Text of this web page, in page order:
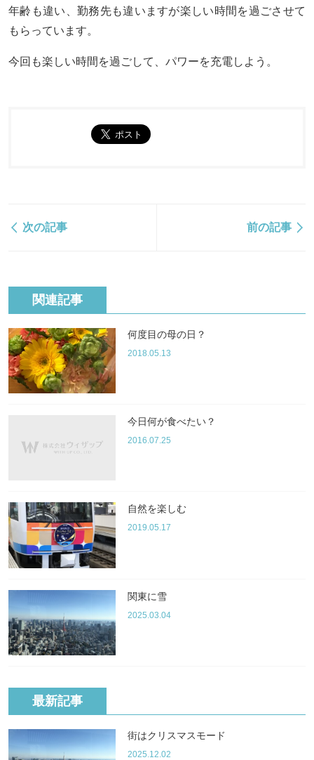
年齢も違い、勤務先も違いますが楽しい時間を過ごさせて
もらっています。
今回も楽しい時間を過ごして、パワーを充電しよう。
次の記事 前の記事
関連記事
何度目の母の日？
2018.05.13
今日何が食べたい？
2016.07.25
自然を楽しむ
2019.05.17
関東に雪
2025.03.04
最新記事
街はクリスマスモード
2025.12.02